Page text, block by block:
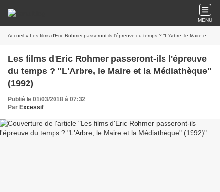
MENU
Accueil » Les films d'Eric Rohmer passeront-ils l'épreuve du temps ? "L'Arbre, le Maire et la Médiathèque" (1992)
Les films d'Eric Rohmer passeront-ils l'épreuve
du temps ? "L'Arbre, le Maire et la Médiathèque"
(1992)
Publié le 01/03/2018 à 07:32
Par Excessif